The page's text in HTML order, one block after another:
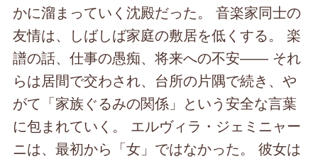
かに溜まっていく沈殿だった。 音楽家同士の
友情は、しばしば家庭の敷居を低くする。 楽
譜の話、仕事の愚痴、将来への不安―― それ
らは居間で交わされ、台所の片隅で続き、や
がて「家族ぐるみの関係」という安全な言葉
に包まれていく。 エルヴィラ・ジェミニャー
ニは、最初から「女」ではなかった。 彼女は